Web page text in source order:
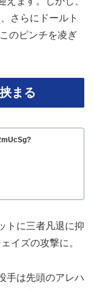
さらにドールト
のピンチを凌ぎ
まる
トに三者凡退に抑
イズの攻撃に。
手は先頭のアレハ